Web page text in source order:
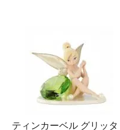
ティンカーベル グリッタ